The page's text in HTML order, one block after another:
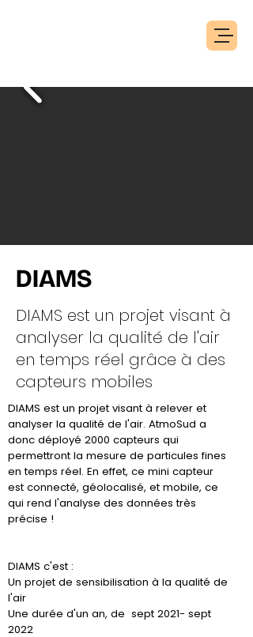
DIAMS
DIAMS est un projet visant à
analyser la qualité de l'air
en temps réel grâce à des
capteurs mobiles
DIAMS est un projet visant à relever et
analyser la qualité de l'air. AtmoSud a
donc déployé 2000 capteurs qui
permettront la mesure de particules fines
en temps réel. En effet, ce mini capteur
est connecté, géolocalisé, et mobile, ce
qui rend l'analyse des données très
précise !
DIAMS c'est :
Un projet de sensibilisation à la qualité de
l'air
Une durée d'un an, de sept 2021- sept
2022